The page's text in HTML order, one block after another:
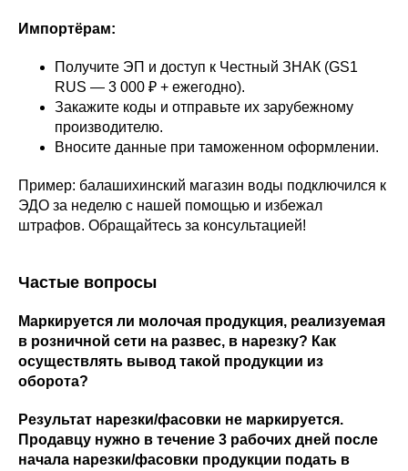
Импортёрам:
Получите ЭП и доступ к Честный ЗНАК (GS1
RUS — 3 000 ₽ + ежегодно).
Закажите коды и отправьте их зарубежному
производителю.
Вносите данные при таможенном оформлении.
Пример: балашихинский магазин воды подключился к
ЭДО за неделю с нашей помощью и избежал
штрафов. Обращайтесь за консультацией!
Частые вопросы
Маркируется ли молочая продукция, реализуемая
в розничной сети на развес, в нарезку? Как
осуществлять вывод такой продукции из
оборота?
Результат нарезки/фасовки не маркируется.
Продавцу нужно в течение 3 рабочих дней после
начала нарезки/фасовки продукции подать в